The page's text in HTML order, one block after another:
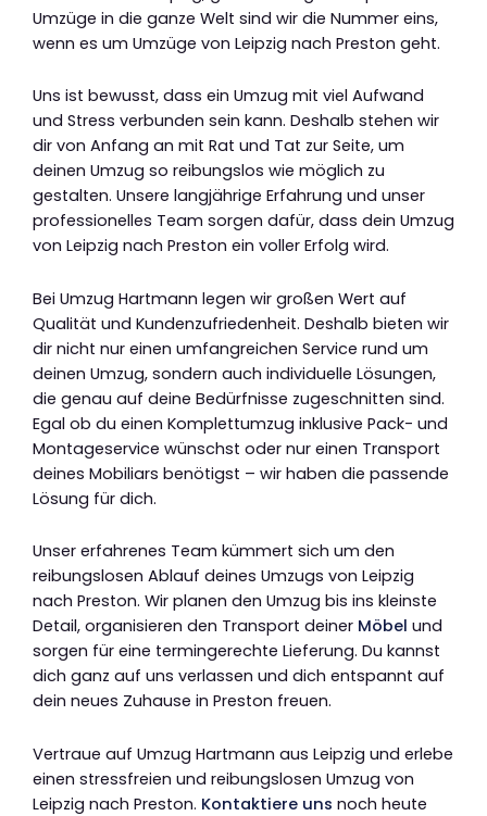
Umzüge in die ganze Welt sind wir die Nummer eins,
wenn es um Umzüge von Leipzig nach Preston geht.
Uns ist bewusst, dass ein Umzug mit viel Aufwand
und Stress verbunden sein kann. Deshalb stehen wir
dir von Anfang an mit Rat und Tat zur Seite, um
deinen Umzug so reibungslos wie möglich zu
gestalten. Unsere langjährige Erfahrung und unser
professionelles Team sorgen dafür, dass dein Umzug
von Leipzig nach Preston ein voller Erfolg wird.
Bei Umzug Hartmann legen wir großen Wert auf
Qualität und Kundenzufriedenheit. Deshalb bieten wir
dir nicht nur einen umfangreichen Service rund um
deinen Umzug, sondern auch individuelle Lösungen,
die genau auf deine Bedürfnisse zugeschnitten sind.
Egal ob du einen Komplettumzug inklusive Pack- und
Montageservice wünschst oder nur einen Transport
deines Mobiliars benötigst – wir haben die passende
Lösung für dich.
Unser erfahrenes Team kümmert sich um den
reibungslosen Ablauf deines Umzugs von Leipzig
nach Preston. Wir planen den Umzug bis ins kleinste
Detail, organisieren den Transport deiner Möbel und
sorgen für eine termingerechte Lieferung. Du kannst
dich ganz auf uns verlassen und dich entspannt auf
dein neues Zuhause in Preston freuen.
Vertraue auf Umzug Hartmann aus Leipzig und erlebe
einen stressfreien und reibungslosen Umzug von
Leipzig nach Preston. Kontaktiere uns noch heute